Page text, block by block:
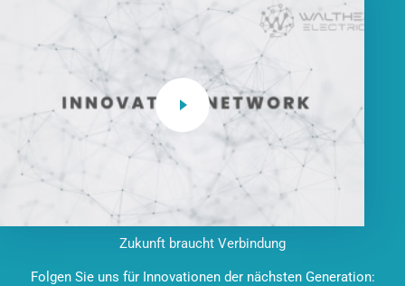
Zukunft braucht Verbindung
Folgen Sie uns für Innovationen der nächsten Generation: